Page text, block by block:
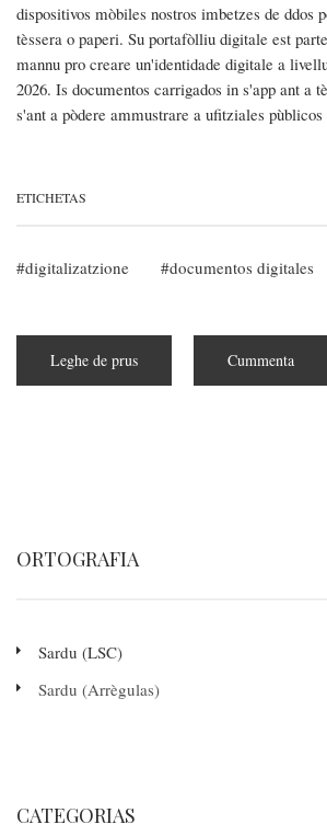
dispositivos mòbiles nostros imbetzes de ddos
tèssera o paperi. Su portafòlliu digitale est
mannu pro creare un'identidade digitale a
2026. Is documentos carrigados in s'app ant a
s'ant a pòdere ammustrare a ufitziales
ETICHETAS
digitalizatzione documentos digitales
Leghe de prus
incumentzada
Cummenta
ORTOGRAFIA
Sardu (LSC)
Sardu (Arrègulas)
CATEGORIAS